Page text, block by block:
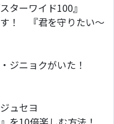
ーワイド100』
！ 『君を守りたい～
ジニョクがいた！
ュセヨ